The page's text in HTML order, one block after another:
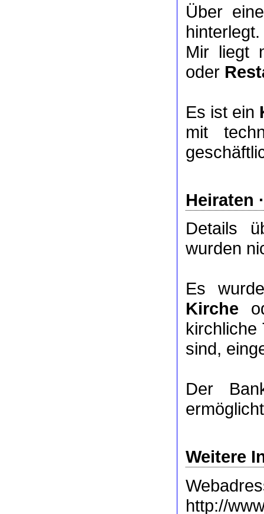
Über
hinterlegt.
Mir liegt
oder
Es ist ein
mit
Heiraten
Details
wurden
Es
Kirche
kirchliche
sind,
Der
Weitere
http://